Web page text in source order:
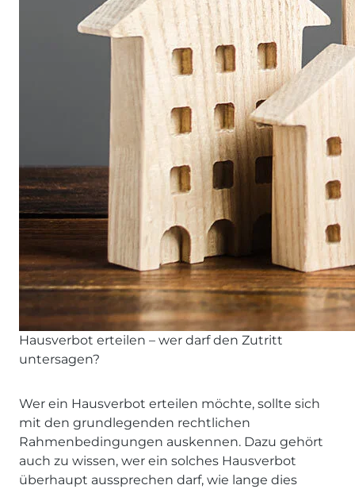
Hausverbot erteilen – wer darf den Zutritt
untersagen?
Wer ein Hausverbot erteilen möchte, sollte sich
mit den grundlegenden rechtlichen
Rahmenbedingungen auskennen. Dazu gehört
auch zu wissen, wer ein solches Hausverbot
überhaupt aussprechen darf, wie lange dies